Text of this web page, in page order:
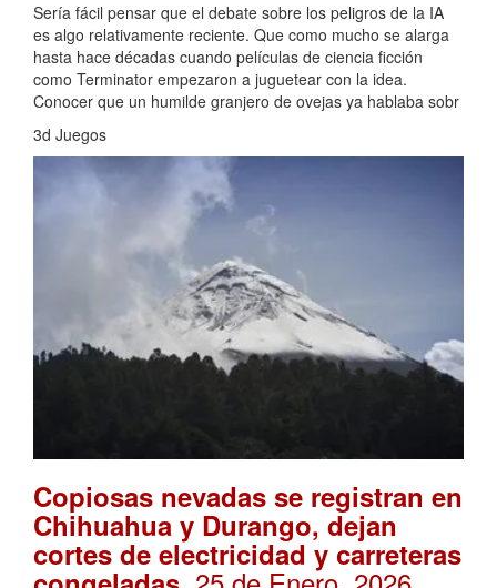
Sería fácil pensar que el debate sobre los peligros de la IA
es algo relativamente reciente. Que como mucho se alarga
hasta hace décadas cuando películas de ciencia ficción
como Terminator empezaron a juguetear con la idea.
Conocer que un humilde granjero de ovejas ya hablaba sobr
3d Juegos
Copiosas nevadas se registran en
Chihuahua y Durango, dejan
cortes de electricidad y carreteras